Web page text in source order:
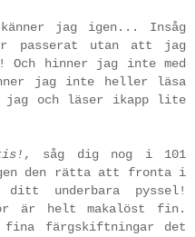
jag igen... Insåg
passerat utan att jag
hinner jag inte med
jag inte heller läsa
jag och läser ikapp lite
, såg dig nog i 101
den rätta att fronta i
underbara pyssel!
är helt makalöst fin.
färgskiftningar det